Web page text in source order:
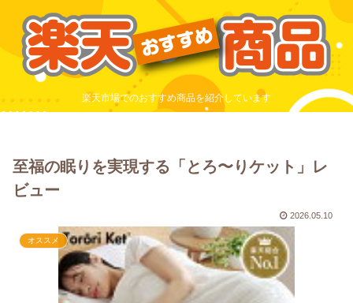
楽天市場でのおすすめ商品を紹介しています
至福の眠りを実現する「とろ〜りケット」レ
ビュー
2026.05.10
オススメ